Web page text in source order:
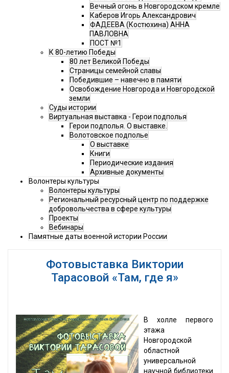
Вечный огонь в Новгородском кремле
Каберов Игорь Александрович
ФАДЕЕВА (Костюхина) АННА
ПАВЛОВНА
ПОСТ №1
К 80-летию Победы
80 лет Великой Победы
Страницы семейной славы
Победившие – навечно в памяти
Освобождение Новгорода и Новгородской
земли
Суды истории
Виртуальная выставка - Герои подполья
Герои подполья. О выставке.
Волотовское подполье
О выставке
Книги
Периодические издания
Архивные документы
Волонтеры культуры
Волонтеры культуры
Региональный ресурсный центр по поддержке
добровольчества в сфере культуры
Проекты
Вебинары
Памятные даты военной истории России
Фотовыставка Виктории
Тарасовой «Там, где я»
В холле первого
этажа
Новгородской
областной
универсальной
научной библиотеки